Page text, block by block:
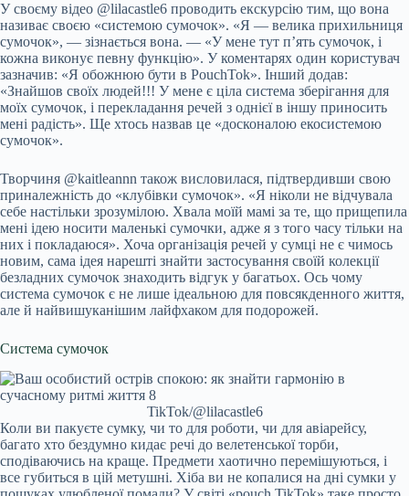
У своєму відео @lilacastle6 проводить екскурсію тим, що вона
називає своєю «системою сумочок». «Я — велика прихильниця
сумочок», — зізнається вона. — «У мене тут п’ять сумочок, і
кожна виконує певну функцію». У коментарях один користувач
зазначив: «Я обожнюю бути в PouchTok». Інший додав:
«Знайшов своїх людей!!! У мене є ціла система зберігання для
моїх сумочок, і перекладання речей з однієї в іншу приносить
мені радість». Ще хтось назвав це «досконалою екосистемою
сумочок».
Творчиня @kaitleannn також висловилася, підтвердивши свою
приналежність до «клубівки сумочок». «Я ніколи не відчувала
себе настільки зрозумілою. Хвала моїй мамі за те, що прищепила
мені ідею носити маленькі сумочки, адже я з того часу тільки на
них і покладаюся». Хоча організація речей у сумці не є чимось
новим, сама ідея нарешті знайти застосування своїй колекції
безладних сумочок знаходить відгук у багатьох. Ось чому
система сумочок є не лише ідеальною для повсякденного життя,
але й найвишуканішим лайфхаком для подорожей.
Система сумочок
TikTok/@lilacastle6
Коли ви пакуєте сумку, чи то для роботи, чи для авіарейсу,
багато хто бездумно кидає речі до велетенської торби,
сподіваючись на краще. Предмети хаотично перемішуються, і
все губиться в цій метушні. Хіба ви не копалися на дні сумки у